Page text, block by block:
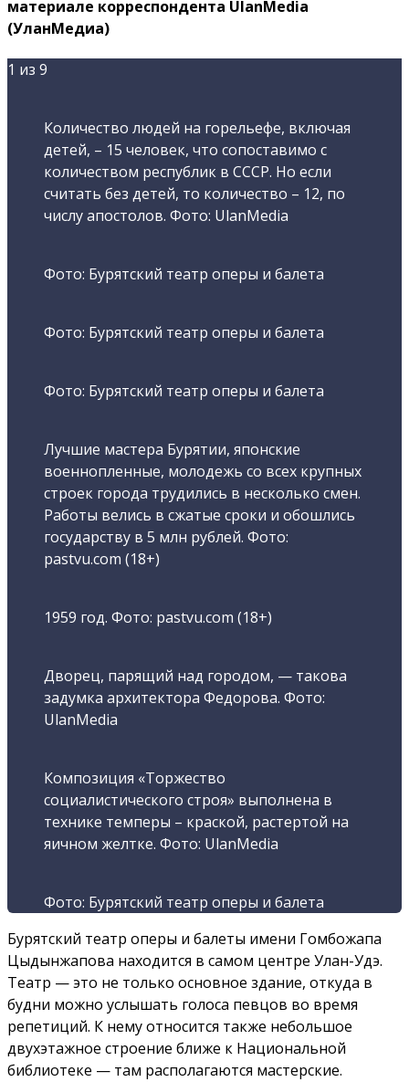
материале корреспондента UlanMedia
(УланМедиа)
1 из 9
Количество людей на горельефе, включая
детей, – 15 человек, что сопоставимо с
количеством республик в СССР. Но если
считать без детей, то количество – 12, по
числу апостолов. Фото: UlanMedia
Фото: Бурятский театр оперы и балета
Фото: Бурятский театр оперы и балета
Фото: Бурятский театр оперы и балета
Лучшие мастера Бурятии, японские
военнопленные, молодежь со всех крупных
строек города трудились в несколько смен.
Работы велись в сжатые сроки и обошлись
государству в 5 млн рублей. Фото:
pastvu.com (18+)
1959 год. Фото: pastvu.com (18+)
Дворец, парящий над городом, — такова
задумка архитектора Федорова. Фото:
UlanMedia
Композиция «Торжество
социалистического строя» выполнена в
технике темперы – краской, растертой на
яичном желтке. Фото: UlanMedia
Фото: Бурятский театр оперы и балета
Бурятский театр оперы и балеты имени Гомбожапа
Цыдынжапова находится в самом центре Улан-Удэ.
Театр — это не только основное здание, откуда в
будни можно услышать голоса певцов во время
репетиций. К нему относится также небольшое
двухэтажное строение ближе к Национальной
библиотеке — там располагаются мастерские.